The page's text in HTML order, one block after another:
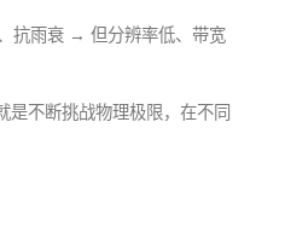
抗雨衰 → 但分辨率低、带宽
是不断挑战物理极限，在不同